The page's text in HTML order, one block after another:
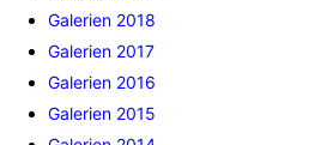
Galerien 2018
Galerien 2017
Galerien 2016
Galerien 2015